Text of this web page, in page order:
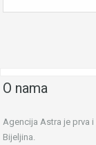
O nama
Agencija Astra je prva
Bijeljina.